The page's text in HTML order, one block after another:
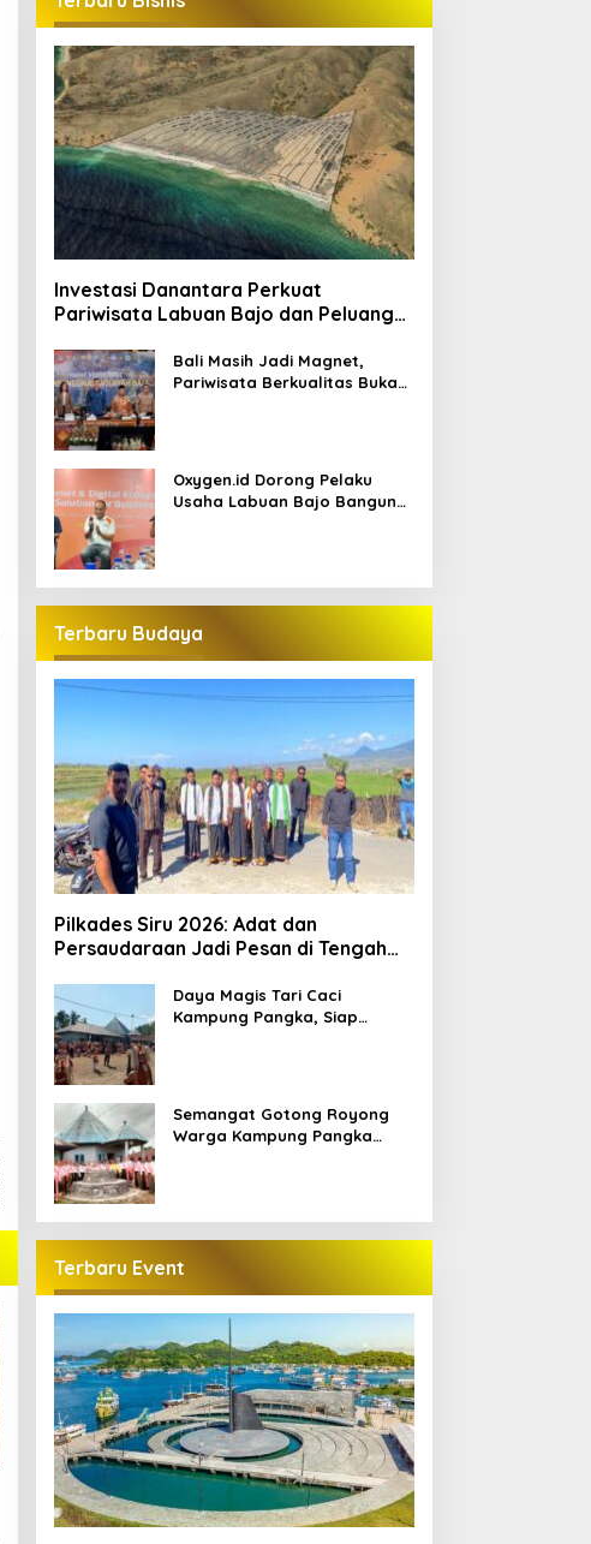
Investasi Danantara Perkuat
Pariwisata Labuan Bajo dan Peluang
Bali Masih Jadi Magnet,
Pariwisata Berkualitas Buka
Oxygen.id Dorong Pelaku
Usaha Labuan Bajo Bangun
Terbaru Budaya
Pilkades Siru 2026: Adat dan
Persaudaraan Jadi Pesan di Tengah
Daya Magis Tari Caci
Kampung Pangka, Siap
Semangat Gotong Royong
Warga Kampung Pangka
Terbaru Event